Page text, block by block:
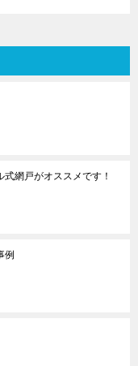
網戸がオススメです！
例